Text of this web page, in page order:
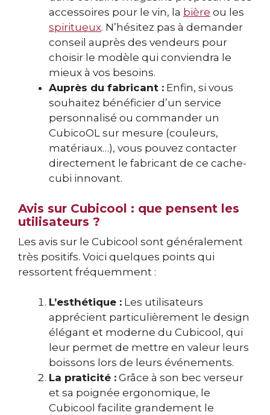
accessoires pour le vin, la bière ou les
spiritueux. N’hésitez pas à demander
conseil auprès des vendeurs pour
choisir le modèle qui conviendra le
mieux à vos besoins.
Auprès du fabricant : Enfin, si vous
souhaitez bénéficier d’un service
personnalisé ou commander un
CubicoOL sur mesure (couleurs,
matériaux…), vous pouvez contacter
directement le fabricant de ce cache-
cubi innovant.
Avis sur Cubicool : que pensent les
utilisateurs ?
Les avis sur le Cubicool sont généralement
très positifs. Voici quelques points qui
ressortent fréquemment :
L’esthétique : Les utilisateurs
apprécient particulièrement le design
élégant et moderne du Cubicool, qui
leur permet de mettre en valeur leurs
boissons lors de leurs événements.
La praticité : Grâce à son bec verseur
et sa poignée ergonomique, le
Cubicool facilite grandement le